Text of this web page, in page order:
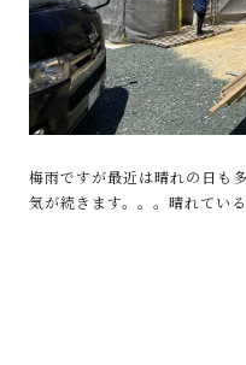
梅雨ですが最近は晴れの日も
気が続きます。。。晴れてい